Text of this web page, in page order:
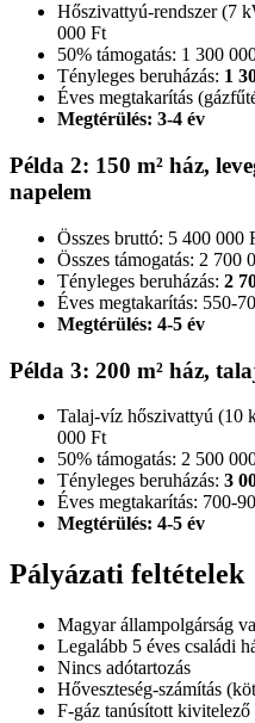
Hőszivattyú-rendszer (7
000 Ft
50% támogatás: 1 300
Tényleges beruházás: 1
Éves megtakarítás
Megtérülés: 3-4 év
Példa 2: 150 m² ház,
napelem
Összes bruttó: 5 400 000
Összes támogatás: 2 700
Tényleges beruházás: 2
Éves megtakarítás: 550-
Megtérülés: 4-5 év
Példa 3: 200 m² ház,
Talaj-víz hőszivattyú (10
000 Ft
50% támogatás: 2 500
Tényleges beruházás: 3
Éves megtakarítás: 700-
Megtérülés: 4-5 év
Pályázati feltételek
Magyar állampolgárság
Legalább 5 éves családi
Nincs adótartozás
Hőveszteség-számítás
F-gáz tanúsított kivitelező